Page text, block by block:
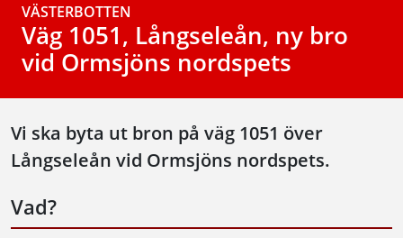
VÄSTERBOTTEN
Väg 1051, Långseleån, ny bro
vid Ormsjöns nordspets
Vi ska byta ut bron på väg 1051 över
Långseleån vid Ormsjöns nordspets.
Vad?